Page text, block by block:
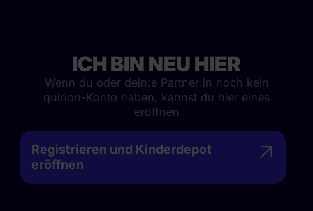
ICH BIN NEU HIER
Wenn du oder dein:e Partner:in noch kein
quirion-Konto haben, kannst du hier eines
eröffnen
Registrieren und Kinderdepot
eröffnen